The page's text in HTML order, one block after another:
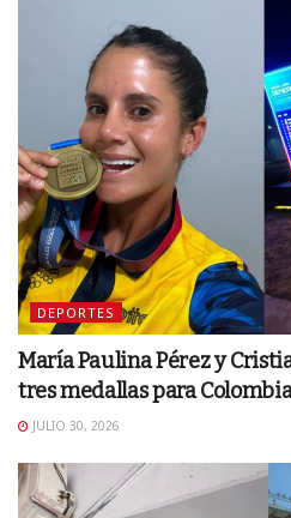
DEPORTES
María Paulina Pérez y
tres medallas para
JULIO 30, 2026